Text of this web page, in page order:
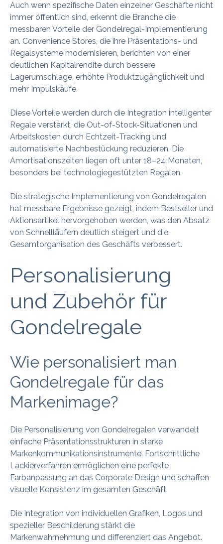
Auch wenn spezifische Daten einzelner Geschäfte nicht
immer öffentlich sind, erkennt die Branche die
messbaren Vorteile der Gondelregal-Implementierung
an. Convenience Stores, die ihre Präsentations- und
Regalsysteme modernisieren, berichten von einer
deutlichen Kapitalrendite durch bessere
Lagerumschläge, erhöhte Produktzugänglichkeit und
mehr Impulskäufe.
Diese Vorteile werden durch die Integration intelligenter
Regale verstärkt, die Out-of-Stock-Situationen und
Arbeitskosten durch Echtzeit-Tracking und
automatisierte Nachbestückung reduzieren. Die
Amortisationszeiten liegen oft unter 18–24 Monaten,
besonders bei technologiegestützten Regalen.
Die strategische Implementierung von Gondelregalen
hat messbare Ergebnisse gezeigt, indem Bestseller und
Aktionsartikel hervorgehoben werden, was den Absatz
von Schnellläufern deutlich steigert und die
Gesamtorganisation des Geschäfts verbessert.
Personalisierung
und Zubehör für
Gondelregale
Wie personalisiert man
Gondelregale für das
Markenimage?
Die Personalisierung von Gondelregalen verwandelt
einfache Präsentationsstrukturen in starke
Markenkommunikationsinstrumente. Fortschrittliche
Lackierverfahren ermöglichen eine perfekte
Farbanpassung an das Corporate Design und schaffen
visuelle Konsistenz im gesamten Geschäft.
Die Integration von individuellen Grafiken, Logos und
spezieller Beschilderung stärkt die
Markenwahrnehmung und differenziert das Angebot.